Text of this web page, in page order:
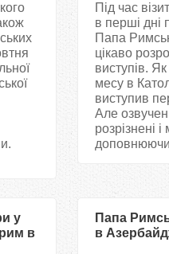
Під час
в перші дні
Папа
цікаво
виступів.
месу в
виступив
Але
розрізнені
у
в
Папа
в